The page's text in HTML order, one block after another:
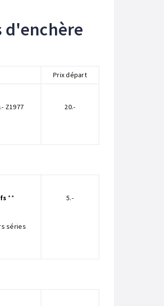
d'enchère
Prix départ
Z1977
20.-
**
séries
5.-